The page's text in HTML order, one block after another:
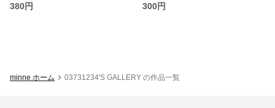
380円
300円
minne ホーム 03731234'S GALLERY の作品一覧